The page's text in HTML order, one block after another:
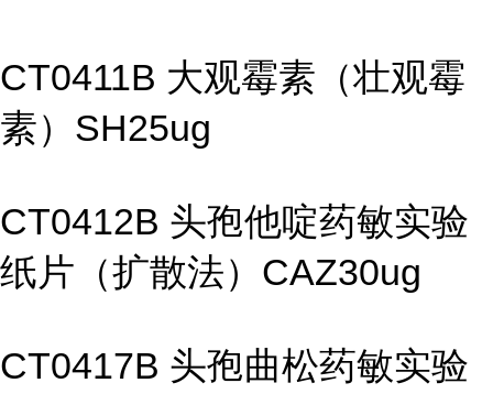
CT0411B 大观霉素（壮观霉
素）SH25ug
CT0412B 头孢他啶药敏实验
纸片（扩散法）CAZ30ug
CT0417B 头孢曲松药敏实验